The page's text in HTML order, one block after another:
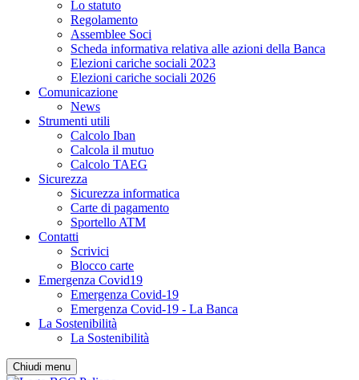
Lo statuto
Regolamento
Assemblee Soci
Scheda informativa relativa alle azioni della Banca
Elezioni cariche sociali 2023
Elezioni cariche sociali 2026
Comunicazione
News
Strumenti utili
Calcolo Iban
Calcola il mutuo
Calcolo TAEG
Sicurezza
Sicurezza informatica
Carte di pagamento
Sportello ATM
Contatti
Scrivici
Blocco carte
Emergenza Covid19
Emergenza Covid-19
Emergenza Covid-19 - La Banca
La Sostenibilità
La Sostenibilità
Chiudi menu